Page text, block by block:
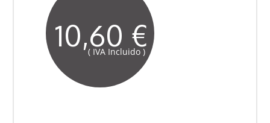
10,60 €
( IVA Incluido )